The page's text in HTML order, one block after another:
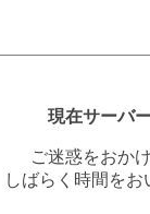
現在サーバ
ご迷惑をおか
しばらく時間を